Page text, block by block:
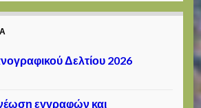
Δελτίου 2026
εγγραφών και